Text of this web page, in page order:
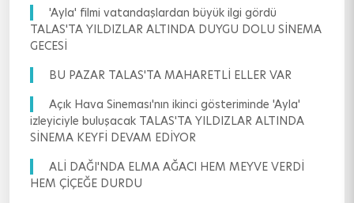
'Ayla' filmi vatandaşlardan büyük ilgi gördü
TALAS'TA YILDIZLAR ALTINDA DUYGU DOLU SİNEMA
GECESİ
BU PAZAR TALAS'TA MAHARETLİ ELLER VAR
Açık Hava Sineması'nın ikinci gösteriminde 'Ayla'
izleyiciyle buluşacak TALAS'TA YILDIZLAR ALTINDA
SİNEMA KEYFİ DEVAM EDİYOR
ALİ DAĞI'NDA ELMA AĞACI HEM MEYVE VERDİ
HEM ÇİÇEĞE DURDU